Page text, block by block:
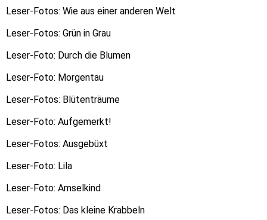
Leser-Fotos: Wie aus einer anderen Welt
Leser-Fotos: Grün in Grau
Leser-Foto: Durch die Blumen
Leser-Foto: Morgentau
Leser-Fotos: Blütenträume
Leser-Foto: Aufgemerkt!
Leser-Fotos: Ausgebüxt
Leser-Foto: Lila
Leser-Foto: Amselkind
Leser-Fotos: Das kleine Krabbeln